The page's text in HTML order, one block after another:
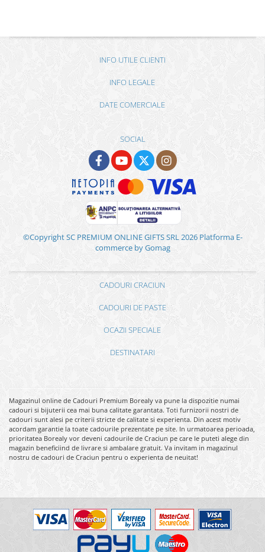
INFO UTILE CLIENTI
INFO LEGALE
DATE COMERCIALE
SOCIAL
©Copyright SC PREMIUM ONLINE GIFTS SRL 2026 Platforma E-
commerce by Gomag
CADOURI CRACIUN
CADOURI DE PASTE
OCAZII SPECIALE
DESTINATARI
Magazinul online de Cadouri Premium Borealy va pune la dispozitie numai
cadouri si bijuterii cea mai buna calitate garantata. Toti furnizorii nostri de
cadouri sunt alesi pe criterii stricte de calitate si experienta. Din acest motiv
acordam garantie la toate cadourile prezentate pe site. In urmatoarea perioada,
prioritatea Borealy vor deveni cadourile de Craciun pe care le puteti alege din
magazin beneficiind de livrare si ambalare gratuit. Va invitam in magazinul
nostru de cadouri de Craciun pentru o experienta de neuitat!